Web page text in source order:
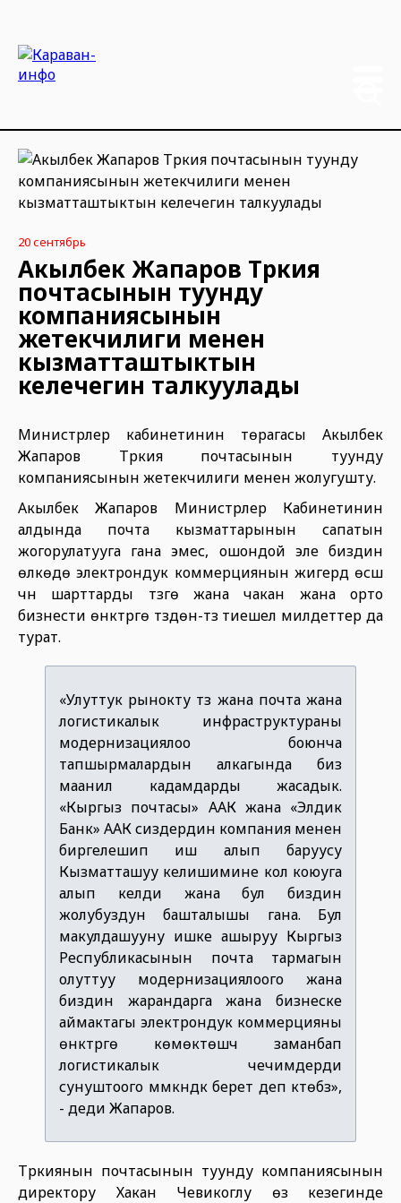
20 сентябрь
Акылбек Жапаров Түркия
почтасынын туунду
компаниясынын
жетекчилиги менен
кызматташтыктын
келечегин талкуулады
Министрлер кабинетинин төрагасы Акылбек
Жапаров Түркия почтасынын туунду
компаниясынын жетекчилиги менен жолугушту.
Акылбек Жапаров Министрлер Кабинетинин
алдында почта кызматтарынын сапатын
жогорулатууга гана эмес, ошондой эле биздин
өлкөдө электрондук коммерциянын жигердүү өсүшү
үчүн шарттарды түзүүгө жана чакан жана орто
бизнести өнүктүрүүгө түздөн-түз тиешелүү милдеттер да
турат.
«Улуттук рынокту түзүү жана почта жана
логистикалык инфраструктураны
модернизациялоо боюнча
тапшырмалардын алкагында биз
маанилүү кадамдарды жасадык.
«Кыргыз почтасы» ААК жана «Элдик
Банк» ААК сиздердин компания менен
биргелешип иш алып баруусу
Кызматташуу келишимине кол коюуга
алып келди жана бул биздин
жолубуздун башталышы гана. Бул
макулдашууну ишке ашыруу Кыргыз
Республикасынын почта тармагын
олуттуу модернизациялоого жана
биздин жарандарга жана бизнеске
аймактагы электрондук коммерцияны
өнүктүрүүгө көмөктөшүүчү заманбап
логистикалык чечимдерди
сунуштоого мүмкүндүк берет деп күтөбүз»,
- деди Жапаров.
Түркиянын почтасынын туунду компаниясынын
директору Хакан Чевикоглу өз кезегинде